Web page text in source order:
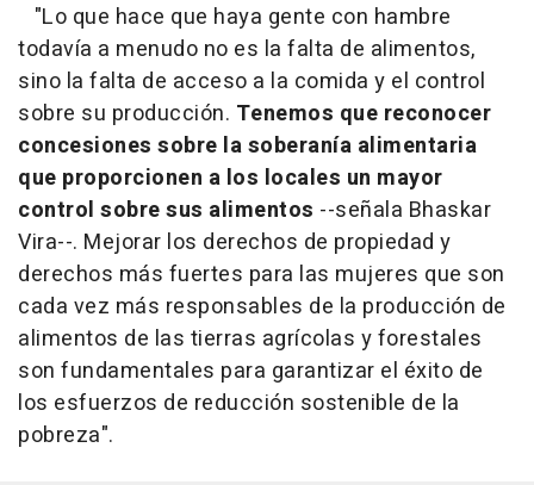
"Lo que hace que haya gente con hambre
todavía a menudo no es la falta de alimentos,
sino la falta de acceso a la comida y el control
sobre su producción. Tenemos que reconocer
concesiones sobre la soberanía alimentaria
que proporcionen a los locales un mayor
control sobre sus alimentos --señala Bhaskar
Vira--. Mejorar los derechos de propiedad y
derechos más fuertes para las mujeres que son
cada vez más responsables de la producción de
alimentos de las tierras agrícolas y forestales
son fundamentales para garantizar el éxito de
los esfuerzos de reducción sostenible de la
pobreza".